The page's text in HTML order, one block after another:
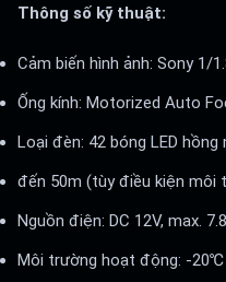
Thông số kỹ thuật:
Cảm biến hình ảnh: Sony 1/
Ống kính: Motorized Auto
Loại đèn: 42 bóng LED hồng
đến 50m (tùy điều kiện môi
Nguồn điện: DC 12V, max.
Môi trường hoạt động: -20℃